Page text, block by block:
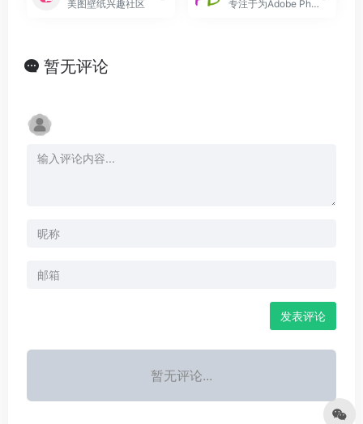
美图壁纸兴趣社区 专注于为Adobe Photoshop用户提供免费设计资源的专业网站
暂无评论
发表评论
暂无评论...